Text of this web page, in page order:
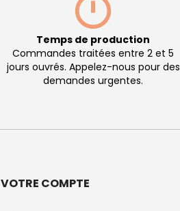
Temps de production
Commandes traitées entre 2 et 5
jours ouvrés. Appelez-nous pour des
demandes urgentes.
VOTRE COMPTE